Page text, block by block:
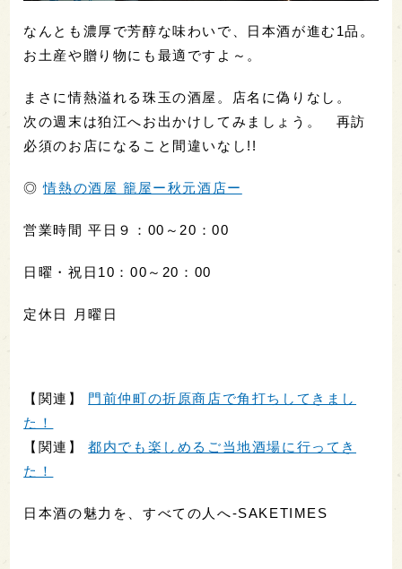
なんとも濃厚で芳醇な味わいで、日本酒が進む1品。
お土産や贈り物にも最適ですよ～。
まさに情熱溢れる珠玉の酒屋。店名に偽りなし。
次の週末は狛江へお出かけしてみましょう。 再訪
必須のお店になること間違いなし!!
◎情熱の酒屋 籠屋ー秋元酒店ー
営業時間 平日９：00～20：00
日曜・祝日10：00～20：00
定休日 月曜日
【関連】 門前仲町の折原商店で角打ちしてきまし
た！
【関連】都内でも楽しめるご当地酒場に行ってき
た！
日本酒の魅力を、すべての人へ-SAKETIMES